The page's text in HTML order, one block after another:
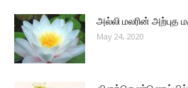
அல்லி மலரின் அற்புத
May 24, 2020